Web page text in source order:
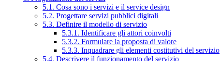
5.1. Cosa sono i servizi e il service design
5.2. Progettare servizi pubblici digitali
5.3. Definire il modello di servizio
5.3.1. Identificare gli attori coinvolti
5.3.2. Formulare la proposta di valore
5.3.3. Inquadrare gli elementi costitutivi del servizio
5.4. Descrivere il funzionamento del servizio